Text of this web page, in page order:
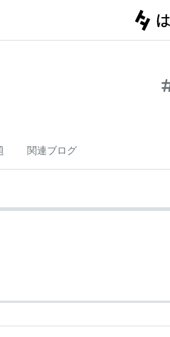
関連ブログ